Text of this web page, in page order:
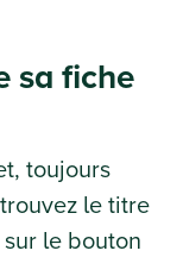
sa fiche
toujours
le titre
le bouton